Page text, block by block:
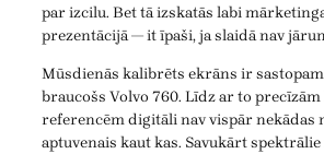
par izcilu. Bet tā izskatās labi
prezentācijā — it īpaši, ja slaidā nav
Mūsdienās kalibrēts ekrāns ir
braucošs Volvo 760. Līdz ar to
referencēm digitāli nav vispār nekādas
aptuvenais kaut kas. Savukārt